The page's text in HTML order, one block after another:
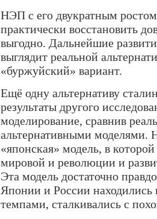
НЭП с его двукратным
практически восстановить
выгодно. Дальнейшие
выглядит реальной
«буржуйский» вариант.
Ещё одну альтернативу
результаты другого
моделирование, сравнив
альтернативными моделями.
«японская» модель, в
мировой и революции и
Эта модель достаточно
Японии и России
темпами, сталкивались с